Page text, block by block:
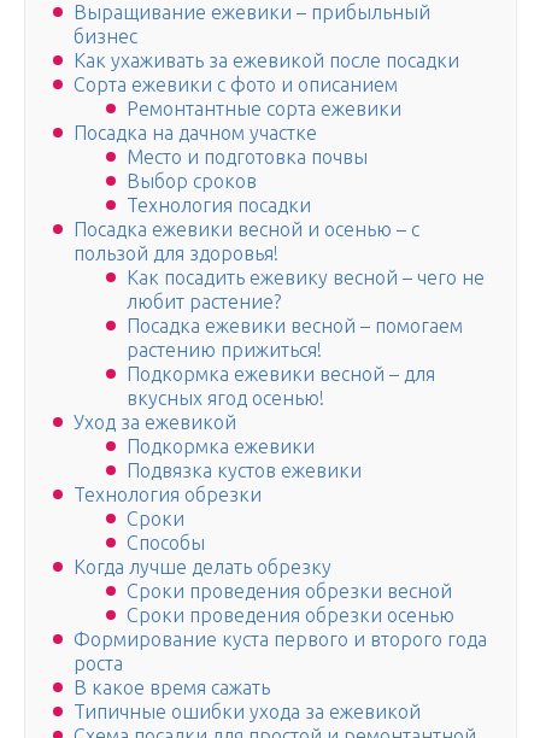
Выращивание ежевики – прибыльный
бизнес
Как ухаживать за ежевикой после посадки
Сорта ежевики с фото и описанием
Ремонтантные сорта ежевики
Посадка на дачном участке
Место и подготовка почвы
Выбор сроков
Технология посадки
Посадка ежевики весной и осенью – с
пользой для здоровья!
Как посадить ежевику весной – чего не
любит растение?
Посадка ежевики весной – помогаем
растению прижиться!
Подкормка ежевики весной – для
вкусных ягод осенью!
Уход за ежевикой
Подкормка ежевики
Подвязка кустов ежевики
Технология обрезки
Сроки
Способы
Когда лучше делать обрезку
Сроки проведения обрезки весной
Сроки проведения обрезки осенью
Формирование куста первого и второго года
роста
В какое время сажать
Типичные ошибки ухода за ежевикой